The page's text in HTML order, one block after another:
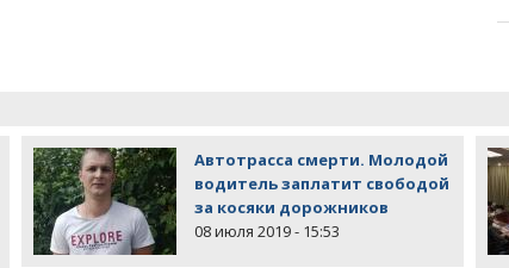
Автотрасса смерти. Молодой
водитель заплатит свободой
за косяки дорожников
08 июля 2019 - 15:53